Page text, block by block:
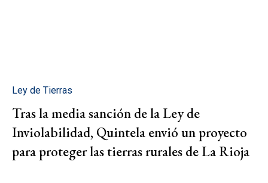
Ley de Tierras
Tras la media sanción de la Ley de
Inviolabilidad, Quintela envió un proyecto
para proteger las tierras rurales de La Rioja